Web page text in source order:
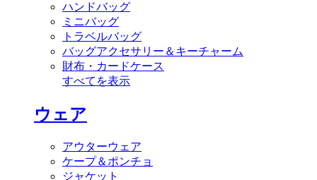
ハンドバッグ
ミニバッグ
トラベルバッグ
バッグアクセサリー＆キーチャーム
財布・カードケース
すべてを表示
ウェア
アウターウェア
ケープ＆ポンチョ
ジャケット